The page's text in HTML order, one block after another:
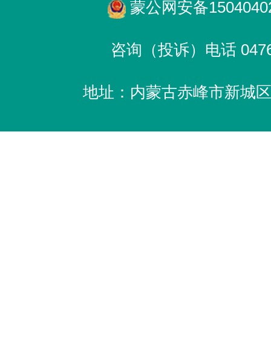
蒙公网安备
咨询（投诉）电话
地址：内蒙古赤峰市新城